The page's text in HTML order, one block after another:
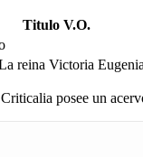
Titulo V.O.
reina Victoria Eugenia
posee un